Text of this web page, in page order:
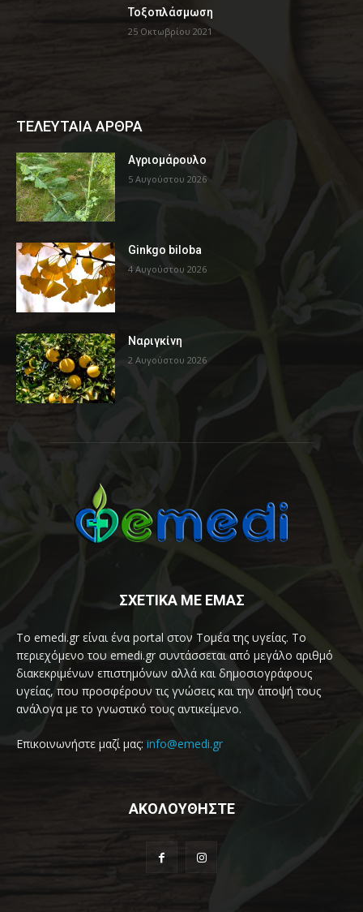
Τοξοπλάσμωση
25 Οκτωβρίου 2021
ΤΕΛΕΥΤΑΙΑ ΑΡΘΡΑ
Αγριομάρουλο
5 Αυγούστου 2026
Ginkgo biloba
4 Αυγούστου 2026
Ναριγκίνη
2 Αυγούστου 2026
ΣΧΕΤΙΚΑ ΜΕ ΕΜΑΣ
Το emedi.gr είναι ένα portal στον Τομέα της υγείας. Το
περιεχόμενο του emedi.gr συντάσσεται από μεγάλο αριθμό
διακεκριμένων επιστημόνων αλλά και δημοσιογράφους
υγείας, που προσφέρουν τις γνώσεις και την άποψή τους
ανάλογα με το γνωστικό τους αντικείμενο.
Επικοινωνήστε μαζί μας: info@emedi.gr
ΑΚΟΛΟΥΘΗΣΤΕ